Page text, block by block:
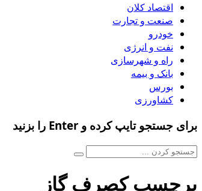
اقتصاد کلان
صنعت و تجارت
خودرو
نفت و انرژی
راه و شهرسازی
بانک و بیمه
بورس
کشاورزی
برای جستجو تایپ کرده و Enter را بزنید
برچسب کصرف گاز